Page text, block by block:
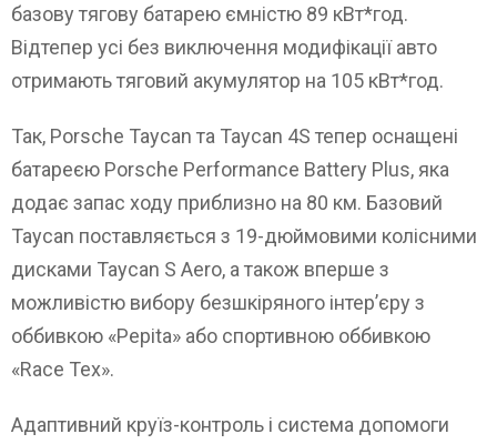
базову тягову батарею ємністю 89 кВт*год.
Відтепер усі без виключення модифікації авто
отримають тяговий акумулятор на 105 кВт*год.
Так, Porsche Taycan та Taycan 4S тепер оснащені
батареєю Porsche Performance Battery Plus, яка
додає запас ходу приблизно на 80 км. Базовий
Taycan поставляється з 19-дюймовими колісними
дисками Taycan S Aero, а також вперше з
можливістю вибору безшкіряного інтер’єру з
оббивкою «Pepita» або спортивною оббивкою
«Race Tex».
Адаптивний круїз-контроль і система допомоги